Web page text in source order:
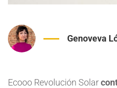
Genoveva
Ecooo Revolución Solar